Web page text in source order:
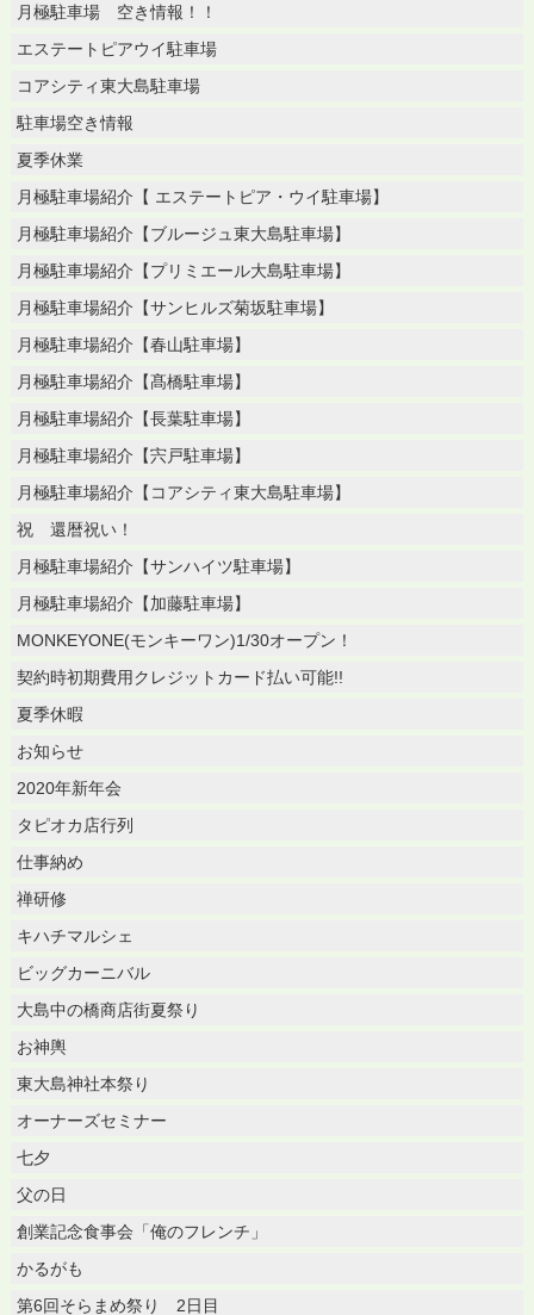
月極駐車場 空き情報！！
エステートピアウイ駐車場
コアシティ東大島駐車場
駐車場空き情報
夏季休業
月極駐車場紹介【 エステートピア・ウイ駐車場】
月極駐車場紹介【ブルージュ東大島駐車場】
月極駐車場紹介【プリミエール大島駐車場】
月極駐車場紹介【サンヒルズ菊坂駐車場】
月極駐車場紹介【春山駐車場】
月極駐車場紹介【髙橋駐車場】
月極駐車場紹介【長葉駐車場】
月極駐車場紹介【宍戸駐車場】
月極駐車場紹介【コアシティ東大島駐車場】
祝 還暦祝い！
月極駐車場紹介【サンハイツ駐車場】
月極駐車場紹介【加藤駐車場】
MONKEYONE(モンキーワン)1/30オープン！
契約時初期費用クレジットカード払い可能!!
夏季休暇
お知らせ
2020年新年会
タピオカ店行列
仕事納め
禅研修
キハチマルシェ
ビッグカーニバル
大島中の橋商店街夏祭り
お神輿
東大島神社本祭り
オーナーズセミナー
七夕
父の日
創業記念食事会「俺のフレンチ」
かるがも
第6回そらまめ祭り 2日目